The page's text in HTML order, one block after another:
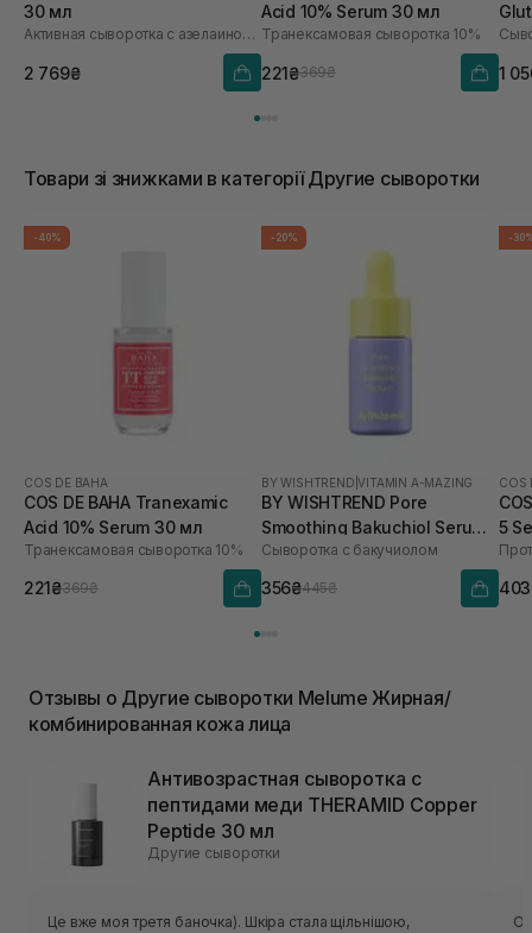
30 мл
Активная сыворотка с азелаиновой кислотой
2 769₴
Acid 10% Serum 30 мл
Транексамовая сыворотка 10%
221₴369₴ 1
Товари зі знижками в категорії Другие сыворотки
-40%
COS DE BAHA
COS DE BAHA Tranexamic
Acid 10% Serum 30 мл
Транексамовая сыворотка 10%
221₴369₴
-20%
BY WISHTREND |VITAMIN A-MAZING
BY WISHTREND Pore
Smoothing Bakuchiol Serum
10 мл
Сыворотка с бакучиолом
356₴445₴
-
COS
5
Отзывы о Другие сыворотки Melume Жирная/
комбинированная кожа лица
Антивозрастная сыворотка с
пептидами меди THERAMID Copper
Peptide 30 мл
Другие сыворотки
Це вже моя третя баночка). Шкіра стала щільнішою,